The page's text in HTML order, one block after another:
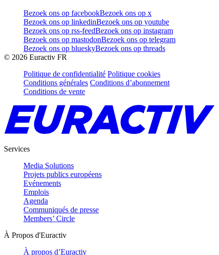
Bezoek ons op facebookBezoek ons op x
Bezoek ons op linkedinBezoek ons op youtube
Bezoek ons op rss-feedBezoek ons op instagram
Bezoek ons op mastodonBezoek ons op telegram
Bezoek ons op blueskyBezoek ons op threads
© 2026 Euractiv FR
Politique de confidentialité Politique cookies
Conditions générales Conditions d’abonnement
Conditions de vente
Services
Media Solutions
Projets publics européens
Evénements
Emplois
Agenda
Communiqués de presse
Members’ Circle
À Propos d'Euractiv
À propos d’Euractiv